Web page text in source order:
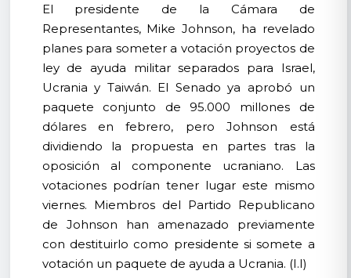
El presidente de la Cámara de
Representantes, Mike Johnson, ha revelado
planes para someter a votación proyectos de
ley de ayuda militar separados para Israel,
Ucrania y Taiwán. El Senado ya aprobó un
paquete conjunto de 95.000 millones de
dólares en febrero, pero Johnson está
dividiendo la propuesta en partes tras la
oposición al componente ucraniano. Las
votaciones podrían tener lugar este mismo
viernes. Miembros del Partido Republicano
de Johnson han amenazado previamente
con destituirlo como presidente si somete a
votación un paquete de ayuda a Ucrania. (I.I)